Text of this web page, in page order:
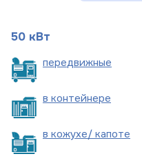
50 кВт
передвижные
в контейнере
в кожухе/ капоте